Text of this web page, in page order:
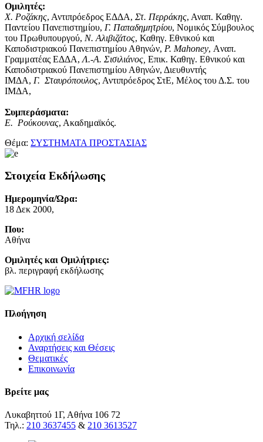
Ομιλητές:
Χ. Ροζάκης, Αντιπρόεδρος ΕΔΔΑ, Στ. Περράκης, Αναπ. Καθηγ.
Παντείου Πανεπιστημίου, Γ. Παπαδημητρίου, Νομικός Σύμβουλος
του Πρωθυπουργού, Ν. Αλιβιζάτος, Καθηγ. Εθνικού και
Καποδιστριακού Πανεπιστημίου Αθηνών, P. Mahoney, Aναπ.
Γραμματέας ΕΔΔΑ, Λ.-Α. Σισιλιάνος, Επικ. Καθηγ. Εθνικού και
Καποδιστριακού Πανεπιστημίου Αθηνών, Διευθυντής
ΙΜΔΑ, Γ. Σταυρόπουλος, Αντιπρόεδρος ΣτΕ, Μέλος του Δ.Σ. του
ΙΜΔΑ,
Συμπεράσματα:
Ε. Ρούκουνας, Ακαδημαϊκός.
Θέμα: ΣΥΣΤΗΜΑΤΑ ΠΡΟΣΤΑΣΙΑΣ
Στοιχεία Εκδήλωσης
Ημερομηνία/Ώρα:
18 Δεκ 2000,
Που:
Αθήνα
Ομιλητές και Ομιλήτριες:
βλ. περιγραφή εκδήλωσης
Πλοήγηση
Αρχική σελίδα
Αναρτήσεις και Θέσεις
Θεματικές
Επικοινωνία
Βρείτε μας
Λυκαβηττού 1Γ, Αθήνα 106 72
Τηλ.: 210 3637455 & 210 3613527